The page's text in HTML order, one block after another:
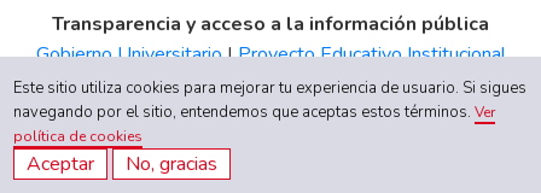
Transparencia y acceso a la información pública
Gobierno Universitario|Proyecto Educativo Institucional
|Informe de Gestión|Boletín Estadístico|Régimen
Tributario|Estados Financieros|Código de Ética|Canal
de Integridad UR
Este sitio utiliza cookies para mejorar tu experiencia de usuario. Si sigues
navegando por el sitio, entendemos que aceptas estos términos.Ver
política de cookies
Aceptar No, gracias